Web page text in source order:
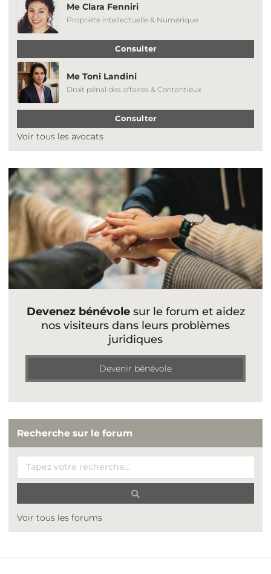
Me Clara Fenniri
Propriété intellectuelle & Numérique
Consulter
Me Toni Landini
Droit pénal des affaires & Contentieux
Consulter
Voir tous les avocats
Devenez bénévolesur le forum et aidez
nos visiteurs dans leurs problèmes
juridiques
Devenir bénévole
Recherche sur le forum
Voir tous les forums